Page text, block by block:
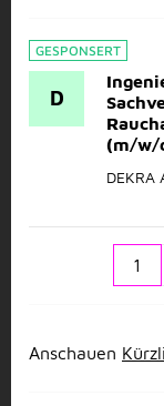
GESPONSERT
D
(m/w/
DEKRA
1
Anschauen